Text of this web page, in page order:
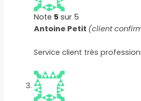
Note 5 sur 5
Antoine Petit (client
Service client très